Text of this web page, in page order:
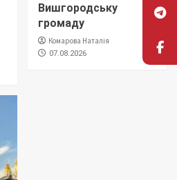
Вишгородську
громаду
Комарова Наталія
07.08.2026